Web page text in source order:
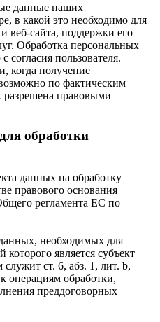
данные наших
в какой это необходимо для
веб-сайта, поддержки его
Обработка персональных
согласия пользователя.
когда получение
по фактическим
разрешена правовыми
обработки
данных на обработку
правового основания
регламента ЕС по
необходимых для
является субъект
ст. 6, абз. 1, лит. b,
операциям обработки,
преддоговорных